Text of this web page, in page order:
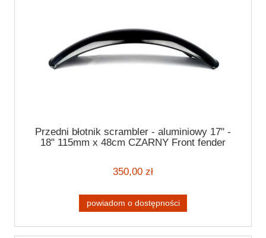
Przedni błotnik scrambler - aluminiowy 17" -
18" 115mm x 48cm CZARNY Front fender
350,00 zł
powiadom o dostępności